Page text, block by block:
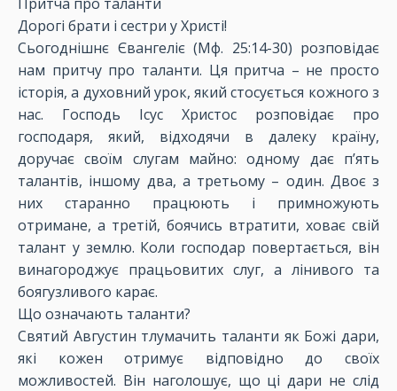
Дорогі брати і сестри у Христі!
Сьогоднішнє Євангеліє (Мф. 25:14-30) розповідає
нам притчу про таланти. Ця притча – не просто
історія, а духовний урок, який стосується кожного з
нас. Господь Ісус Христос розповідає про
господаря, який, відходячи в далеку країну,
доручає своїм слугам майно: одному дає п’ять
талантів, іншому два, а третьому – один. Двоє з
них старанно працюють і примножують
отримане, а третій, боячись втратити, ховає свій
талант у землю. Коли господар повертається, він
винагороджує працьовитих слуг, а лінивого та
боягузливого карає.
Що означають таланти?
Святий Августин тлумачить таланти як Божі дари,
які кожен отримує відповідно до своїх
можливостей. Він наголошує, що ці дари не слід